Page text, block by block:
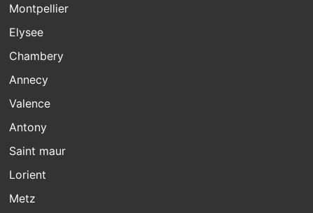
Montpellier
Elysee
Chambery
Annecy
Valence
Antony
Saint maur
Lorient
Metz